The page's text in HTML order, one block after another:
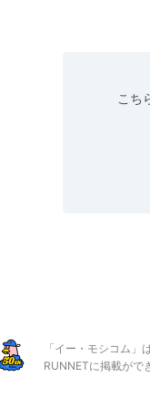
こち
「イー・モシコム
RUNNETに掲載がで